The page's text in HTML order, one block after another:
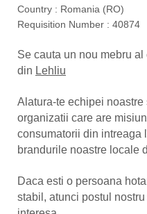
Country : Romania (RO)
Requisition Number : 40874
Se cauta un nou mebru
din Lehliu
Alatura-te echipei
organizatii care are
consumatorii din intreaga
brandurile noastre locale
Daca esti o persoana
stabil, atunci postul